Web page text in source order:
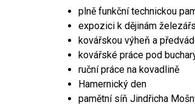
plně funkční technickou
expozici k dějinám
kovářskou výheň a
kovářské práce pod
ruční práce na kovadlině
Hamernický den
pamětní síň Jindřicha